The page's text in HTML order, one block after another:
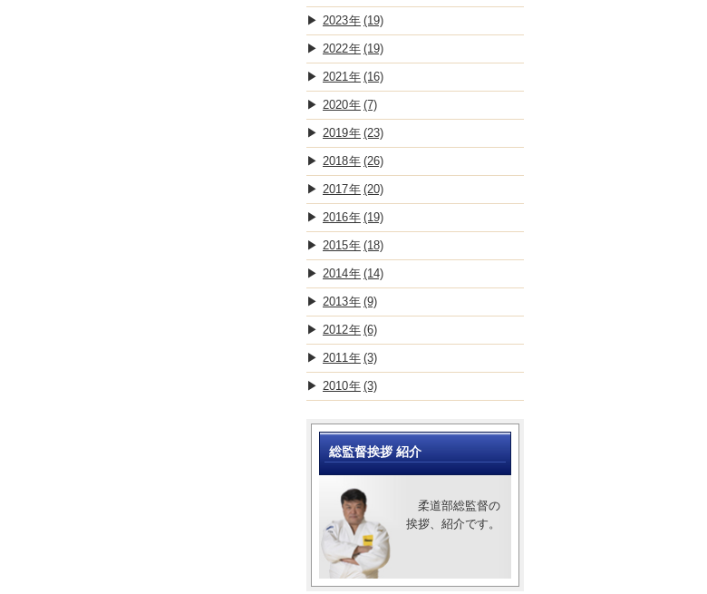
2023 (19)
2022 (19)
2021 (16)
2020 (7)
2019 (23)
2018 (26)
2017 (20)
2016 (19)
2015 (18)
2014 (14)
2013 (9)
2012 (6)
2011 (3)
2010 (3)
総監督挨拶 紹介
柔道部総監督の
挨拶、紹介です。